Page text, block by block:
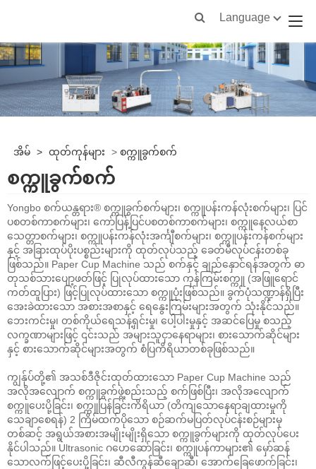
Language
အိမ် > ထုတ်ကုန်များ > စက္ကူခွက်စက်
စက္ကူခွက်စက်
Yongbo စက်ယန္တရား® စက္ကူခွက်စက်များ၊ စက္ကူပန်းကန်လုံးစက်များ၊ ပြင်
ပစတစ်ကာစက်များ၊ ကော်ပြန့်ပြင်ပစတစ်ကာစက်များ၊ စက္ကူနေ့လယ်စာ
သေတ္တာစက်များ၊ စက္ကူပန်းကန်လုံးအင်္ကျီစက်များ၊ စက္ကူပန်းကန်စက်များ
နှင့် အခြားထုပ်ပိုးပစ္စည်းများကို ထုတ်လုပ်သည့် ခေတ်မီလုပ်ငန်းတစ်ခု
ဖြစ်သည်။ Paper Cup Machine သည် စက်နှင့် ချည်နှောင်ရန်အတွက် ဓာ
တုသစ်သားပျော့ဖတ်ဖြင့် ပြုလုပ်ထားသော ကုန်ကြမ်းစက္ကူ (အဖြူရောင်
ကတ်ထူပြား) ဖြင့်ပြုလုပ်ထားသော စက္ကူပုံးဖြစ်သည်။ ခွက်ပုံသဏ္ဍာန်ရှိပြီး
အေးခဲထားသော အစားအစာနှင့် ရေနွေးကြမ်းများအတွက် သုံးနိုင်သည်။
ဘေးကင်းမှု၊ တစ်ကိုယ်ရေသန့်ရှင်းမှု၊ ပေါ့ပါးမှုနှင့် အဆင်ပြေမှု စသည့်
လက္ခဏာများဖြင့် ၎င်းသည် အများသူငှာနေရာများ၊ စားသောက်ဆိုင်များ
နှင့် စားသောက်ဆိုင်များအတွက် စံပြကိရိယာတစ်ခုဖြစ်သည်။
ကျွန်ုပ်တို့၏ အသစ်ဒီဇိုင်းထုတ်ထားသော Paper Cup Machine သည်
အလိုအလျောက် စက္ကူခွက်ဖွဲ့စည်းသည့် စက်ဖြစ်ပြီး၊ အလိုအလျောက်
စက္ကူပေးပို့ခြင်း၊ စက္ကူပြန်ခြင်းကိရိယာ (တိကျသောနေရာချထားမှုကို
သေချာစေရန်) 2 ကြိမ်ထက်ပိုသော စဉ်ဆက်မပြတ်လုပ်ငန်းစဉ်များမှ
တစ်ဆင့် အရွယ်အစားအမျိုးမျိုးရှိသော စက္ကူခွက်များကို ထုတ်လုပ်ပေး
နိုင်ပါသည်။ Ultrasonic ဂဟေဆော်ခြင်း၊ စက္ကူပန်ကာများ၏ မှော်ဆန်
သောလက်ဖြင့်ပေးပို့ခြင်း၊ ဆီလီကွန်ဆီချောဆီ၊ အောက်ခြေဖောက်ခြင်း၊